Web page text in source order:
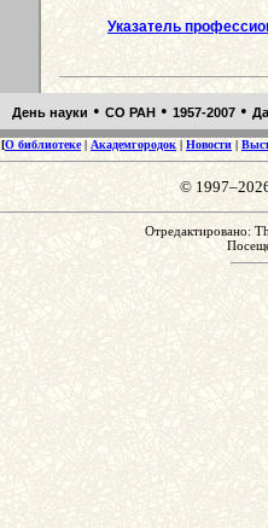
Указатель
День науки • СО РАН • 1957-2007 •
[О библиотеке|Академгородок | Новости|
©
Отредактировано: